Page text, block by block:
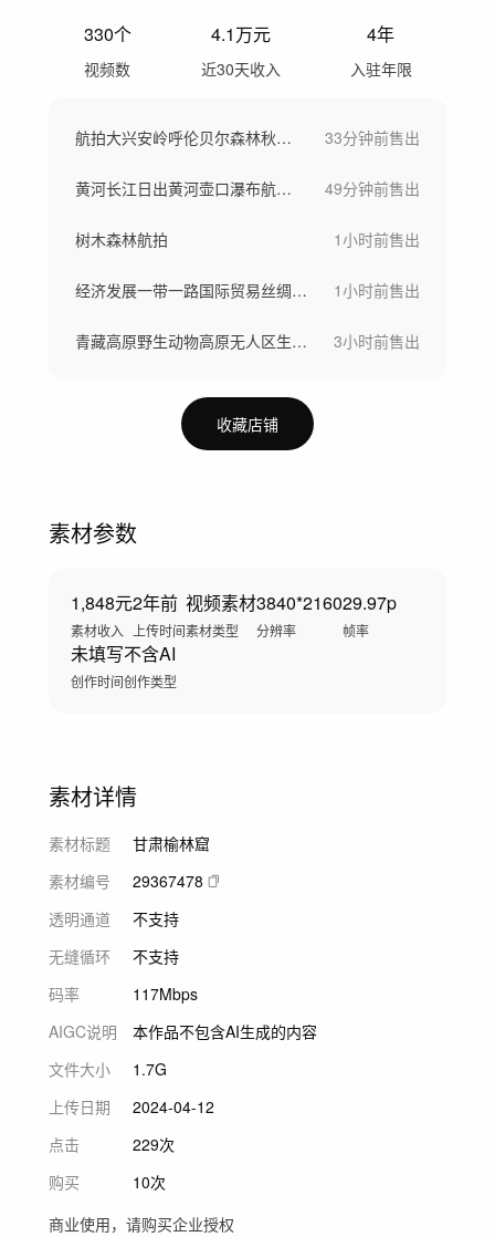
330个
视频数
4.1万元
近30天收入
4年
入驻年限
航拍大兴安岭呼伦贝尔森林秋景晨雾风景航拍 33分钟前售出
黄河长江日出黄河壶口瀑布航拍河水汹涌奔涌 49分钟前售出
树木森林航拍 1小时前售出
经济发展一带一路国际贸易丝绸之路科技建设 1小时前售出
青藏高原野生动物高原无人区生态自然保护区 3小时前售出
收藏店铺
素材参数
1,848元
素材收入
2年前
上传时间
视频素材
素材类型
3840*2160
分辨率
29.97p
帧率
未填写
创作时间
不含AI
创作类型
素材详情
素材标题
甘肃榆林窟
素材编号
29367478
透明通道
不支持
无缝循环
不支持
码率
117Mbps
AIGC说明
本作品不包含AI生成的内容
文件大小
1.7G
上传日期
2024-04-12
点击
229次
购买
10次
商业使用，请购买企业授权